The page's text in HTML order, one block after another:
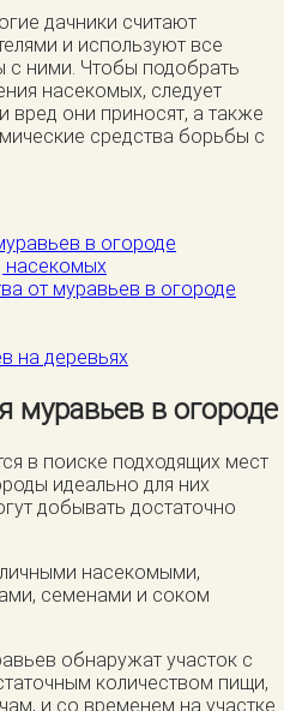
дачники считают
и используют все
ними. Чтобы подобрать
насекомых, следует
вред они приносят, а также
средства борьбы с
в огороде
насекомых
от муравьев в огороде
на деревьях
муравьев в огороде
в поиске подходящих мест
идеально для них
добывать достаточно
насекомыми,
семенами и соком
обнаружат участок с
количеством пищи,
и со временем на участке